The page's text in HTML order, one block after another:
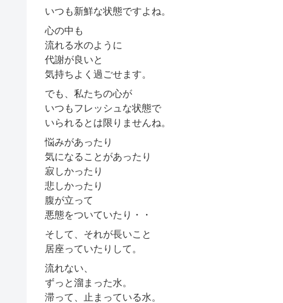
いつも新鮮な状態ですよね。
心の中も
流れる水のように
代謝が良いと
気持ちよく過ごせます。
でも、私たちの心が
いつもフレッシュな状態で
いられるとは限りませんね。
悩みがあったり
気になることがあったり
寂しかったり
悲しかったり
腹が立って
悪態をついていたり・・
そして、それが長いこと
居座っていたりして。
流れない、
ずっと溜まった水。
滞って、止まっている水。